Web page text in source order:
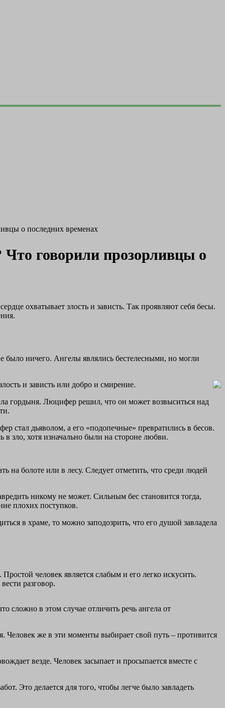
о последних временах
говорили прозорливцы о
охватывает злость и зависть. Так проявляют себя бесы.
было ничего. Ангелы являлись бестелесными, но могли
и зависть или добро и смирение.
гордыня. Люцифер решил, что он может возвыситься над
стал дьяволом, а его «подопечные» превратились в бесов.
зло, хотя изначально были на стороне любви.
на болоте или в лесу. Следует отметить, что среди людей
никому не может. Сильным бес становится тогда,
плохих поступков.
в храме, то можно заподозрить, что его душой завладела
человек является слабым и его легко искусить.
разговор.
сложно в этом случае отличить речь ангела от
Человек же в эти моменты выбирает свой путь – противится
везде. Человек засыпает и просыпается вместе с
Это делается для того, чтобы легче было завладеть